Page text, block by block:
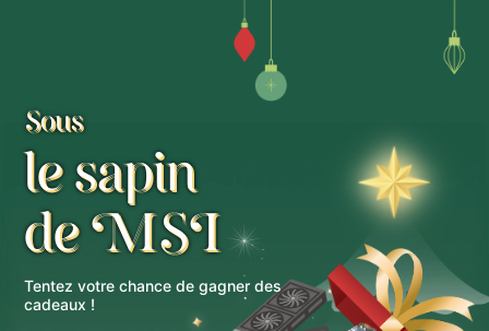
Sous
le sapin
de MSI
Tentez votre chance de gagner des
cadeaux !